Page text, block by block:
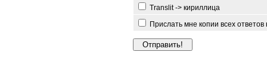
Translit -> кириллица
Прислать мне копии всех